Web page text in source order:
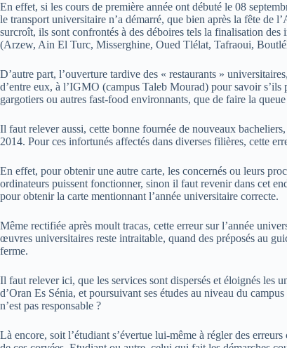
En effet, si les cours de première année ont débuté le 08
le transport universitaire n’a démarré, que bien après la fête de
surcroît, ils sont confrontés à des déboires tels la finalisation
(Arzew, Ain El Turc, Misserghine, Oued Tlélat, Tafraoui,
D’autre part, l’ouverture tardive des « restaurants »
d’entre eux, à l’IGMO (campus Taleb Mourad) pour savoir
gargotiers ou autres fast-food environnants, que de faire la
Il faut relever aussi, cette bonne fournée de nouveaux
2014. Pour ces infortunés affectés dans diverses filières, cette
En effet, pour obtenir une autre carte, les concernés ou leurs
ordinateurs puissent fonctionner, sinon il faut revenir dans cet
pour obtenir la carte mentionnant l’année universitaire correcte.
Même rectifiée après moult tracas, cette erreur sur l’année
œuvres universitaires reste intraitable, quand des préposés au
ferme.
Il faut relever ici, que les services sont dispersés et éloignés les
d’Oran Es Sénia, et poursuivant ses études au niveau du
n’est pas responsable ?
Là encore, soit l’étudiant s’évertue lui-même à régler des